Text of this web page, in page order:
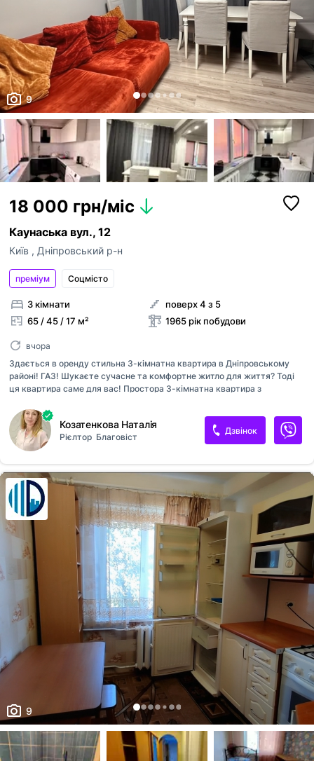
9
18 000 грн/міс
Каунаська вул., 12
Київ , Дніпровський р-н
преміум Соцмісто
3 кімнати
65 / 45 / 17 м²
поверх 4 з 5
1965 рік побудови
вчора
Здається в оренду стильна 3-кімнатна квартира в Дніпровському
районі! ГАЗ! Шукаєте сучасне та комфортне житло для життя? Тоді
ця квартира саме для вас! Простора 3-кімнатна квартира з
Новий якісний ремонт, продумане планування та стильний інтер’єр
створюють атмосферу затишку й комфорту. У квартирі є вся
необхідна побутова техніка для вашої зручності: холодильник;
витяжка; бойлер; пральна машина сушильна машина. Затишна
спальня обладнана комфортним двоспальним ліжком.,шафа для
одягу ,дітяча кімната- два розкладні диванчики з висувними
ящиками для зберігання,полиця для книг два балкони засклені
кухнею-студією з обідньо...
Козатенкова Наталія
Рієлтор Благовіст
Дзвінок
9